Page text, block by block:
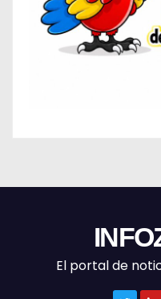
El portal de